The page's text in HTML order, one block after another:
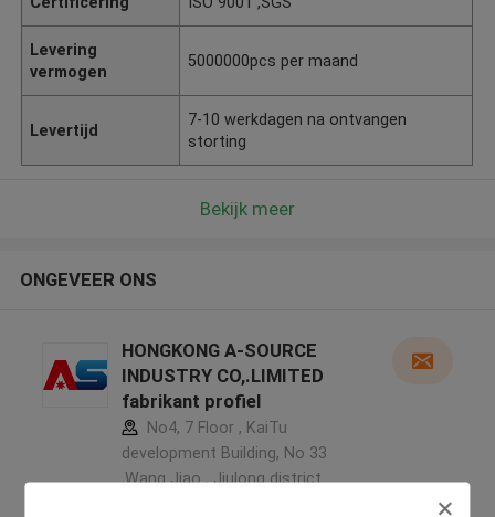
Levering
vermogen
5000000pcs per maand
Levertijd
7-10 werkdagen na ontvangen
storting
Bekijk meer
ONGEVEER ONS
HONGKONG A-SOURCE
INDUSTRY CO,.LIMITED
fabrikant profiel
No4, 7 Floor , KaiTu
development Building, No 33
,Wang Jiao , Jiulong district